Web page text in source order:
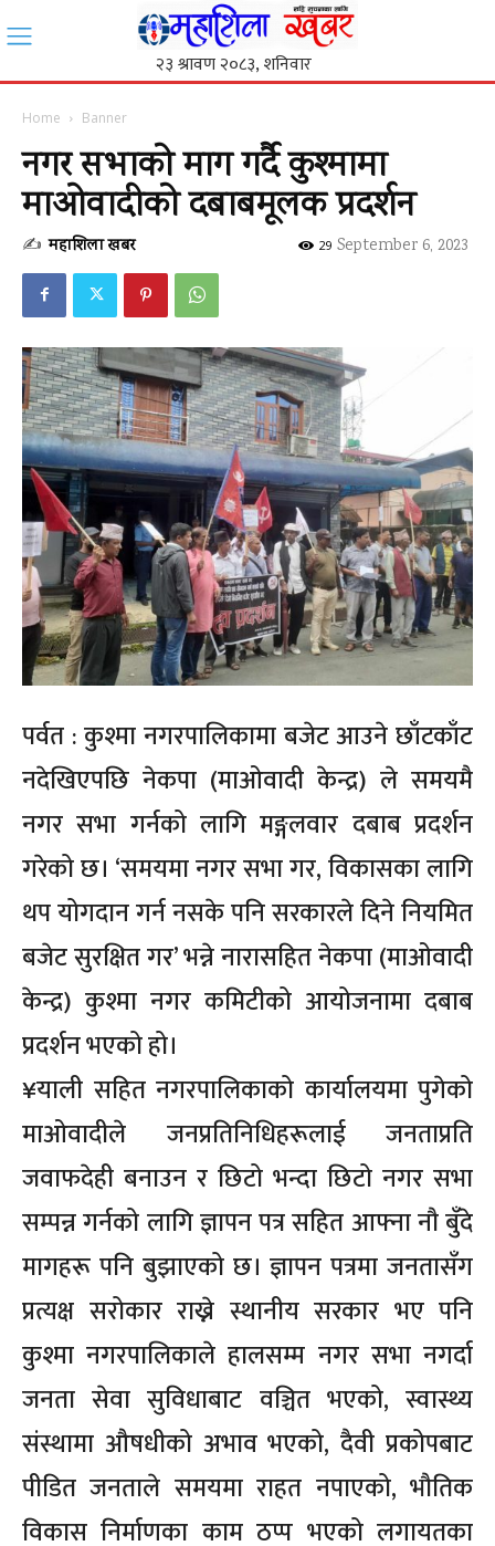
Home Banner
नगर सभाको माग गर्दै कुश्मामा
माओवादीको दबाबमूलक प्रदर्शन
✍ महाशिला खबर September 6, 2023
29
पर्वत : कुश्मा नगरपालिकामा बजेट आउने छाँटकाँट
नदेखिएपछि नेकपा (माओवादी केन्द्र) ले समयमै
नगर सभा गर्नको लागि मङ्गलवार दबाब प्रदर्शन
गरेको छ। ‘समयमा नगर सभा गर, विकासका लागि
थप योगदान गर्न नसके पनि सरकारले दिने नियमित
बजेट सुरक्षित गर’ भन्ने नारासहित नेकपा (माओवादी
केन्द्र) कुश्मा नगर कमिटीको आयोजनामा दबाब
प्रदर्शन भएको हो।
¥याली सहित नगरपालिकाको कार्यालयमा पुगेको
माओवादीले जनप्रतिनिधिहरूलाई जनताप्रति
जवाफदेही बनाउन र छिटो भन्दा छिटो नगर सभा
सम्पन्न गर्नको लागि ज्ञापन पत्र सहित आफ्ना नौ बुँदे
मागहरू पनि बुझाएको छ। ज्ञापन पत्रमा जनतासँग
प्रत्यक्ष सरोकार राख्ने स्थानीय सरकार भए पनि
कुश्मा नगरपालिकाले हालसम्म नगर सभा नगर्दा
जनता सेवा सुविधाबाट वञ्चित भएको, स्वास्थ्य
संस्थामा औषधीको अभाव भएको, दैवी प्रकोपबाट
पीडित जनताले समयमा राहत नपाएको, भौतिक
विकास निर्माणका काम ठप्प भएको लगायतका